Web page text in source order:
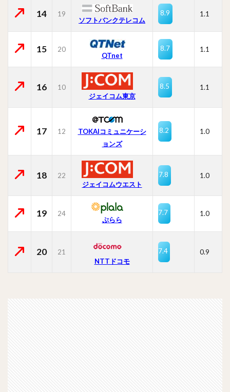
14 19
ソフトバンクテレコム
8.9 1.1
15 20
QTnet
8.7 1.1
16
10
ジェイコム東京
8.5 1.1
17 12
TOKAIコミュニケーシ
ョンズ
8.2 1.0
18
22
ジェイコムウエスト
7.8 1.0
19 24
ぷらら
7.7 1.0
20
21
NTTドコモ
7.4 0.9